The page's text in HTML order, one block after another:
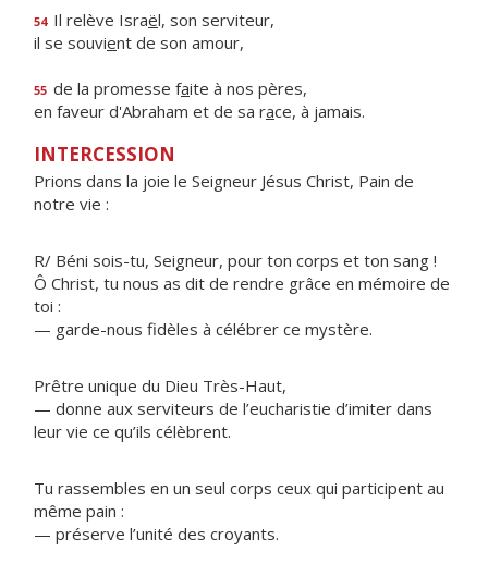
54 Il relève Israël, son serviteur,
il se souvient de son amour,
55 de la promesse faite à nos pères,
en faveur d'Abraham et de sa race, à jamais.
INTERCESSION
Prions dans la joie le Seigneur Jésus Christ, Pain de
notre vie :
R/ Béni sois-tu, Seigneur, pour ton corps et ton sang !
Ô Christ, tu nous as dit de rendre grâce en mémoire de
toi :
— garde-nous fidèles à célébrer ce mystère.
Prêtre unique du Dieu Très-Haut,
— donne aux serviteurs de l’eucharistie d’imiter dans
leur vie ce qu’ils célèbrent.
Tu rassembles en un seul corps ceux qui participent au
même pain :
— préserve l’unité des croyants.